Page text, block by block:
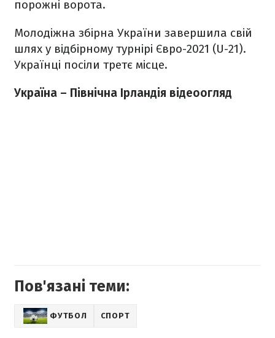
порожні ворота.
Молодіжна збірна України завершила свій
шлях у відбірному турнірі Євро-2021 (U-21).
Українці посіли третє місце.
Україна – Північна Ірландія відеоогляд
Пов'язані теми:
ФУТБОЛ СПОРТ